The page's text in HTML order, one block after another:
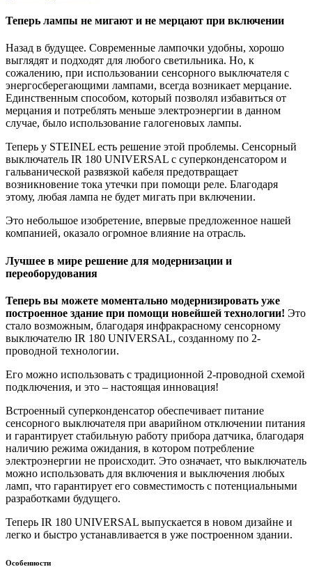
Теперь лампы не мигают и не мерцают при включении
Назад в будущее. Современные лампочки удобны, хорошо
выглядят и подходят для любого светильника. Но, к
сожалению, при использовании сенсорного выключателя с
энергосберегающими лампами, всегда возникает мерцание.
Единственным способом, который позволял избавиться от
мерцания и потреблять меньше электроэнергии в данном
случае, было использование галогеновых лампы.
Теперь у STEINEL есть решение этой проблемы. Сенсорный
выключатель IR 180 UNIVERSAL с суперконденсатором и
гальванической развязкой кабеля предотвращает
возникновение тока утечки при помощи реле. Благодаря
этому, любая лампа не будет мигать при включении.
Это небольшое изобретение, впервые предложенное нашей
компанией, оказало огромное влияние на отрасль.
Лучшее в мире решение для модернизации и
переоборудования
Теперь вы можете моментально модернизировать уже
построенное здание при помощи новейшей технологии! Это
стало возможным, благодаря инфракрасному сенсорному
выключателю IR 180 UNIVERSAL, созданному по 2-
проводной технологии.
Его можно использовать с традиционной 2-проводной схемой
подключения, и это – настоящая инновация!
Встроенный суперконденсатор обеспечивает питание
сенсорного выключателя при аварийном отключении питания
и гарантирует стабильную работу прибора датчика, благодаря
наличию режима ожидания, в котором потребление
электроэнергии не происходит. Это означает, что выключатель
можно использовать для включения и выключения любых
ламп, что гарантирует его совместимость с потенциальными
разработками будущего.
Теперь IR 180 UNIVERSAL выпускается в новом дизайне и
легко и быстро устанавливается в уже построенном здании.
Особенности